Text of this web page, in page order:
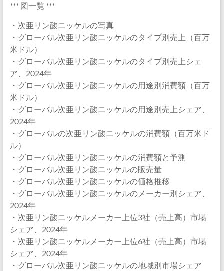
*** 図一覧 ***
・次亜リン酸ニッケルの写真
・グローバル次亜リン酸ニッケルのタイプ別売上（百万
米ドル）
・グローバル次亜リン酸ニッケルのタイプ別売上シェ
ア、2024年
・グローバル次亜リン酸ニッケルの用途別消費額（百万
米ドル）
・グローバル次亜リン酸ニッケルの用途別売上シェア、
2024年
・グローバルの次亜リン酸ニッケルの消費額（百万米ド
ル）
・グローバル次亜リン酸ニッケルの消費額と予測
・グローバル次亜リン酸ニッケルの販売量
・グローバル次亜リン酸ニッケルの価格推移
・グローバル次亜リン酸ニッケルのメーカー別シェア、
2024年
・次亜リン酸ニッケルメーカー上位3社（売上高）市場
シェア、2024年
・次亜リン酸ニッケルメーカー上位6社（売上高）市場
シェア、2024年
・グローバル次亜リン酸ニッケルの地域別市場シェア